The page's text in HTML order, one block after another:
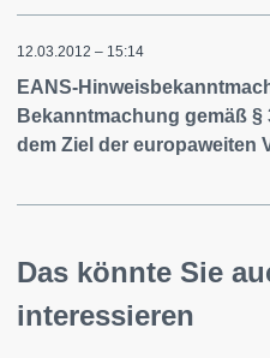
12.03.2012 – 15:14
EANS-
Bekanntmachung gemäß §
dem Ziel der europaweiten
Das könnte Sie
interessieren